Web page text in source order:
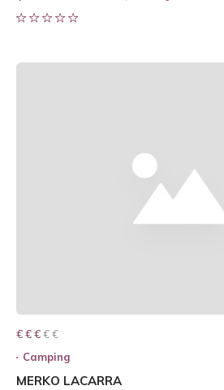
€ € € € €
€ € €
Camping
MERKO LACARRA